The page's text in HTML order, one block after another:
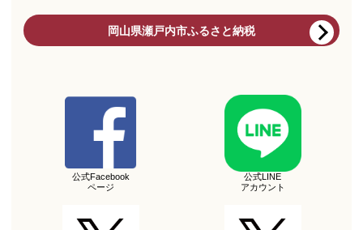
岡山県瀬戸内市ふるさと納税
公式Facebook
ページ
公式LINE
アカウント